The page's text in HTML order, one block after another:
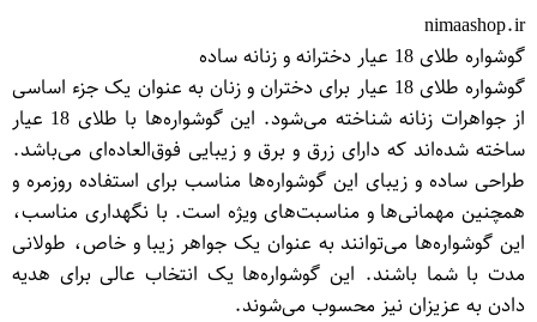
nimaashop.ir
گوشواره طلای 18 عیار دخترانه و زنانه ساده
گوشواره طلای 18 عیار برای دختران و زنان به عنوان یک جزء اساسی
از جواهرات زنانه شناخته می‌شود. این گوشواره‌ها با طلای 18 عیار
ساخته شده‌اند که دارای زرق و برق و زیبایی فوق‌العاده‌ای می‌باشد.
طراحی ساده و زیبای این گوشواره‌ها مناسب برای استفاده روزمره و
همچنین مهمانی‌ها و مناسبت‌های ویژه است. با نگهداری مناسب،
این گوشواره‌ها می‌توانند به عنوان یک جواهر زیبا و خاص، طولانی
مدت با شما باشند. این گوشواره‌ها یک انتخاب عالی برای هدیه
دادن به عزیزان نیز محسوب می‌شوند.